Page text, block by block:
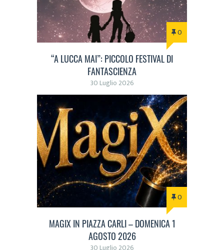
0
“A LUCCA MAI”: PICCOLO FESTIVAL DI
FANTASCIENZA
30 Luglio 2026
0
MAGIX IN PIAZZA CARLI – DOMENICA 1
AGOSTO 2026
30 Luglio 2026